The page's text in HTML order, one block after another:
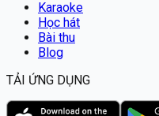
Karaoke
Học hát
Bài thu
Blog
TẢI ỨNG DỤNG